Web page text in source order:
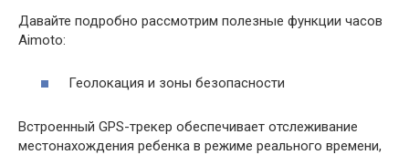
Давайте подробно рассмотрим полезные функции часов
Aimoto:
Геолокация и зоны безопасности
Встроенный GPS-трекер обеспечивает отслеживание
местонахождения ребенка в режиме реального времени,